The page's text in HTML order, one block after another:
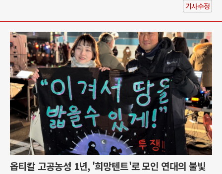
기사수정
옵티칼 고공농성 1년, '희망텐트'로 모인 연대의 불빛